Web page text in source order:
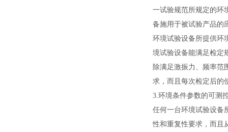
一试验规范所规定的环
备施用于被试验产品的
环境试验设备所提供环
境试验设备能满足检定
除满足激振力、频率范
求，而且每次检定后的
3.环境条件参数的可测
任何一台环境试验设备
性和重复性要求，而且